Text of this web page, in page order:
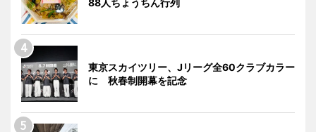
東京スカイツリー、Jリーグ全60クラブカラー
に 秋春制開幕を記念